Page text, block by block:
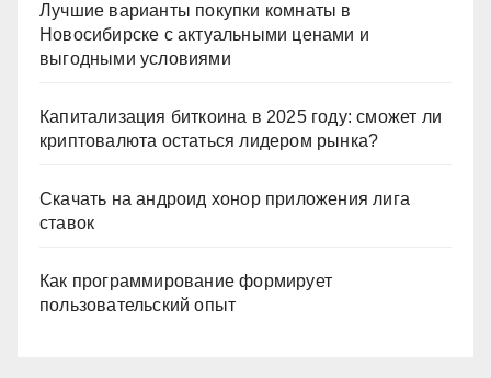
Лучшие варианты покупки комнаты в
Новосибирске с актуальными ценами и
выгодными условиями
Капитализация биткоина в 2025 году: сможет ли
криптовалюта остаться лидером рынка?
Скачать на андроид хонор приложения лига
ставок
Как программирование формирует
пользовательский опыт